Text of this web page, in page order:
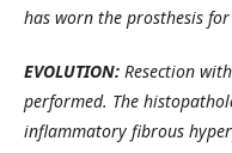
has worn the prosthesis
EVOLUTION: Resection
performed. The
inflammatory fibrous